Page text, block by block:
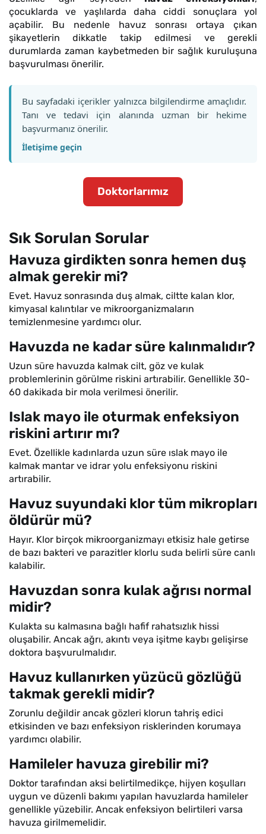
çocuklarda ve yaşlılarda daha ciddi sonuçlara yol
açabilir. Bu nedenle havuz sonrası ortaya çıkan
şikayetlerin dikkatle takip edilmesi ve gerekli
durumlarda zaman kaybetmeden bir sağlık kuruluşuna
başvurulması önerilir.
Bu sayfadaki içerikler yalnızca bilgilendirme amaçlıdır.
Tanı ve tedavi için alanında uzman bir hekime
başvurmanız önerilir.
İletişime geçin
Doktorlarımız
Sık Sorulan Sorular
Havuza girdikten sonra hemen duş
almak gerekir mi?
Evet. Havuz sonrasında duş almak, ciltte kalan klor,
kimyasal kalıntılar ve mikroorganizmaların
temizlenmesine yardımcı olur.
Havuzda ne kadar süre kalınmalıdır?
Uzun süre havuzda kalmak cilt, göz ve kulak
problemlerinin görülme riskini artırabilir. Genellikle 30-
60 dakikada bir mola verilmesi önerilir.
Islak mayo ile oturmak enfeksiyon
riskini artırır mı?
Evet. Özellikle kadınlarda uzun süre ıslak mayo ile
kalmak mantar ve idrar yolu enfeksiyonu riskini
artırabilir.
Havuz suyundaki klor tüm mikropları
öldürür mü?
Hayır. Klor birçok mikroorganizmayı etkisiz hale getirse
de bazı bakteri ve parazitler klorlu suda belirli süre canlı
kalabilir.
Havuzdan sonra kulak ağrısı normal
midir?
Kulakta su kalmasına bağlı hafif rahatsızlık hissi
oluşabilir. Ancak ağrı, akıntı veya işitme kaybı gelişirse
doktora başvurulmalıdır.
Havuz kullanırken yüzücü gözlüğü
takmak gerekli midir?
Zorunlu değildir ancak gözleri klorun tahriş edici
etkisinden ve bazı enfeksiyon risklerinden korumaya
yardımcı olabilir.
Hamileler havuza girebilir mi?
Doktor tarafından aksi belirtilmedikçe, hijyen koşulları
uygun ve düzenli bakımı yapılan havuzlarda hamileler
genellikle yüzebilir. Ancak enfeksiyon belirtileri varsa
havuza girilmemelidir.